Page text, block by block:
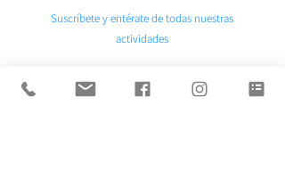
Suscríbete y entérate de todas nuestras
actividades